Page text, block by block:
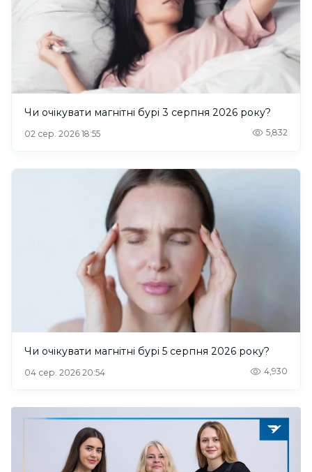
Чи очікувати магнітні бурі 3 серпня 2026 року?
02 сер. 2026 18:55 5,832
Чи очікувати магнітні бурі 5 серпня 2026 року?
04 сер. 2026 20:54 4,930